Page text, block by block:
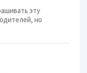
эту
но